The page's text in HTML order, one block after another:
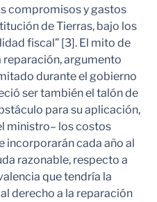
compromisos y gastos
de Tierras, bajo los
fiscal” [3]. El mito de
reparación, argumento
durante el gobierno
ser también el talón de
para su aplicación,
ministro– los costos
incorporarán cada año al
razonable, respecto a
que tendría la
derecho a la reparación